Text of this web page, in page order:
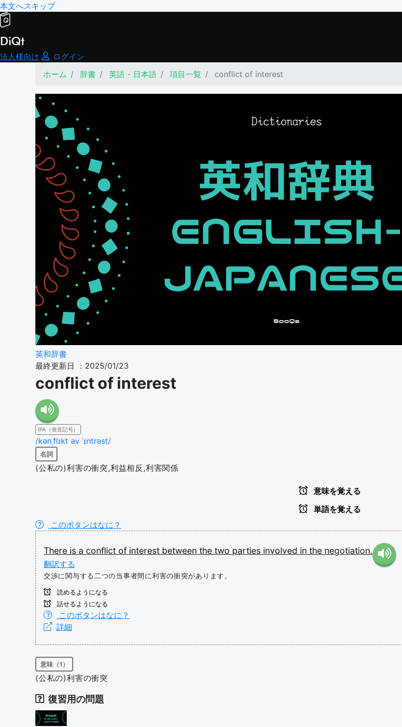
本文へスキップ
DiQt
法人様向け
ログイン
ホーム
辞書 英語 - 日本語 項目一覧 conflict of interest
英和辞書
最終更新日 ：2025/01/23
conflict of interest
IPA（発音記号）
/kənˌflɪkt əv ˈɪntrəst/
名詞
(公私の)利害の衝突,利益相反,利害関係
意味を覚える
単語を覚える
このボタンはなに？
There is a conflict of interest between the two parties involved in the negotiation.
翻訳する
交渉に関与する二つの当事者間に利害の衝突があります。
読めるようになる
話せるようになる
このボタンはなに？
詳細
意味（1）
(公私の)利害の衝突
復習用の問題